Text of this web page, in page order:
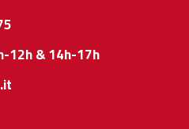
12h & 14h-17h